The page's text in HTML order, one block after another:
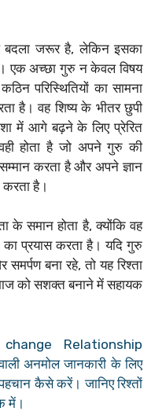
जरूर है, लेकिन इसका
एक अच्छा गुरु न केवल विषय
परिस्थितियों का सामना
है। वह शिष्य के भीतर छुपी
में आगे बढ़ने के लिए प्रेरित
होता है जो अपने गुरु की
करता है और अपने ज्ञान
है।
के समान होता है, क्योंकि वह
का प्रयास करता है। यदि गुरु
बना रहे, तो यह रिश्ता
को सशक्त बनाने में सहायक
Relationship
अनमोल जानकारी के लिए
कैसे करें। जानिए रिश्तों
में।